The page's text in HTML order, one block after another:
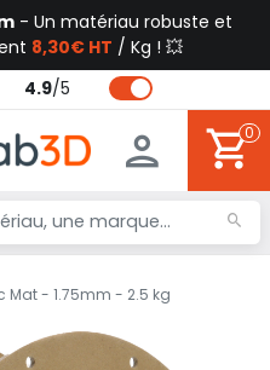
- Un matériau robuste et
8,30€ HT / Kg ! 💥
4.9/5
0
Mat - 1.75mm - 2.5 kg